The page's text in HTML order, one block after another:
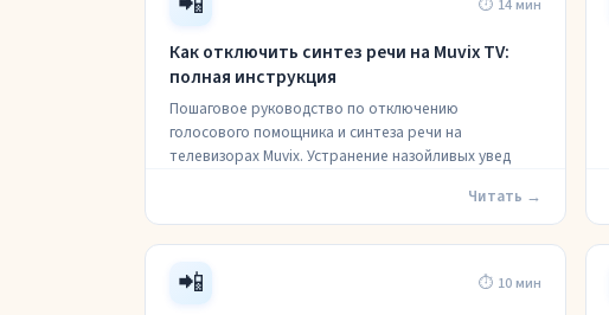
Как отключить синтез речи на Muvix TV:
полная инструкция
Пошаговое руководство по отключению
голосового помощника и синтеза речи на
телевизорах Muvix. Устранение назойливых увед
Читать →
📲 ⏱ 10 мин